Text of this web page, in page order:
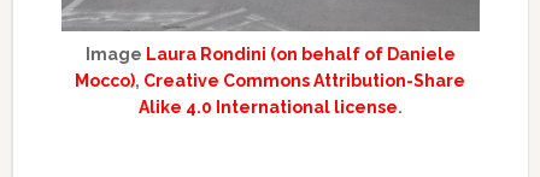
Image Laura Rondini (on behalf of Daniele
Mocco), Creative Commons Attribution-Share
Alike 4.0 International license.